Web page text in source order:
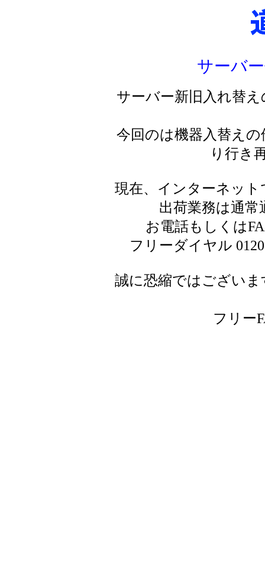
サーバ
サーバー新旧入れ替
今回のは機器入替え
り行き
現在、インターネッ
出荷業務は通
お電話もしくは
フリーダイヤル
誠に恐縮ではござい
フリー